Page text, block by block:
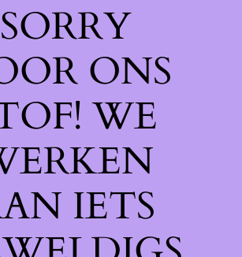
SORRY
ONS
WE
IETS